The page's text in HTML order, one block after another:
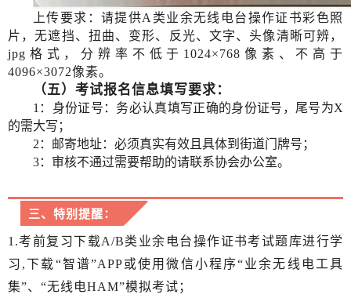
上传要求：请提供A类业余无线电台操作证书彩色照
片，无遮挡、扭曲、变形、反光、文字、头像清晰可辨，
jpg格式，分辨率不低于1024×768像素、不高于
4096×3072像素。
（五）考试报名信息填写要求：
1：身份证号：务必认真填写正确的身份证号，尾号为X
的需大写；
2：邮寄地址：必须真实有效且具体到街道门牌号；
3：审核不通过需要帮助的请联系协会办公室。
三、特别提醒：
1.考前复习下载A/B类业余电台操作证书考试题库进行学
习,下载“智谱”APP或使用微信小程序“业余无线电工具
集”、“无线电HAM”模拟考试；